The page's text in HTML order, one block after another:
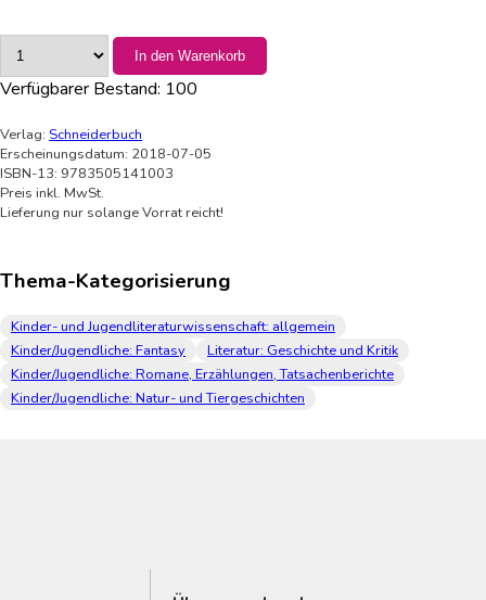
In den Warenkorb
Verfügbarer Bestand: 100
Verlag: Schneiderbuch
Erscheinungsdatum: 2018-07-05
ISBN-13: 9783505141003
Preis inkl. MwSt.
Lieferung nur solange Vorrat reicht!
Thema-Kategorisierung
Kinder- und Jugendliteraturwissenschaft: allgemein
Kinder/Jugendliche: Fantasy
Literatur: Geschichte und Kritik
Kinder/Jugendliche: Romane, Erzählungen, Tatsachenberichte
Kinder/Jugendliche: Natur- und Tiergeschichten